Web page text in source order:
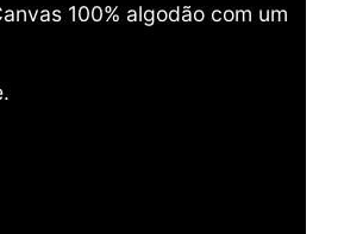
100% algodão com um